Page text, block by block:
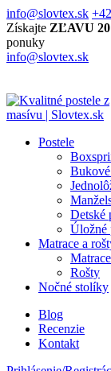
info@slovtex.sk
Získajte ZĽAVU
ponuky
info@slovtex.sk
Postele
Detské
Úložné
Matrace a
Matrace
Rošty
Nočné stolíky
Blog
Recenzie
Kontakt